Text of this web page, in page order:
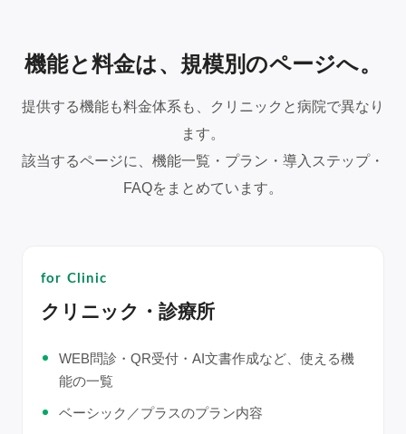
機能と料金は、規模別のページへ。
提供する機能も料金体系も、クリニックと病院で異なり
ます。
該当するページに、機能一覧・プラン・導入ステップ・
FAQをまとめています。
for Clinic
クリニック・診療所
WEB問診・QR受付・AI文書作成など、使える機
能の一覧
ベーシック／プラスのプラン内容